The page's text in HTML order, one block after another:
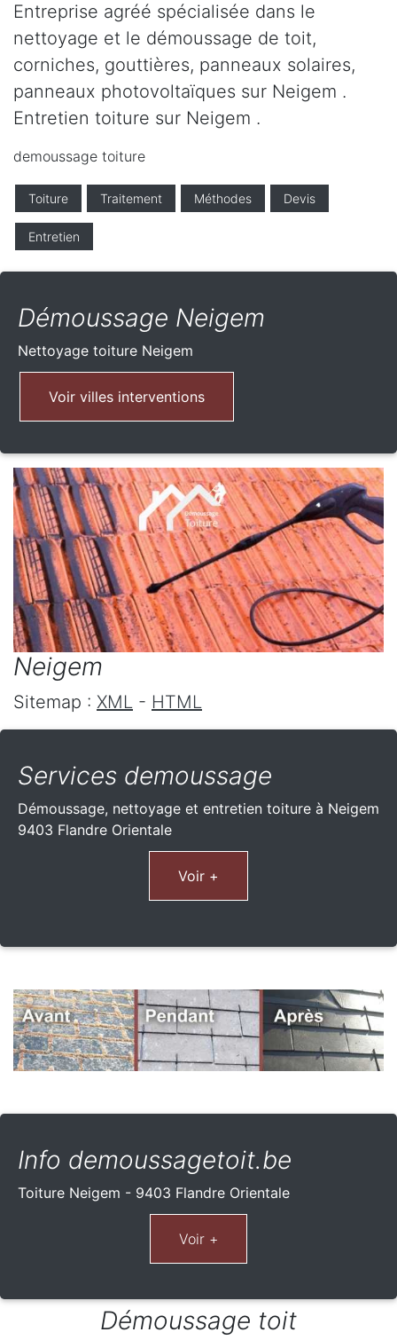
Entreprise agréé spécialisée dans le
nettoyage et le démoussage de toit,
corniches, gouttières, panneaux solaires,
panneaux photovoltaïques sur Neigem .
Entretien toiture sur Neigem .
demoussage toiture
Toiture Traitement Méthodes Devis
Entretien
Démoussage Neigem
Nettoyage toiture Neigem
Voir villes interventions
Neigem
Sitemap : XML - HTML
Services demoussage
Démoussage, nettoyage et entretien toiture à Neigem
9403 Flandre Orientale
Voir +
Info demoussagetoit.be
Toiture Neigem - 9403 Flandre Orientale
Démoussage toit